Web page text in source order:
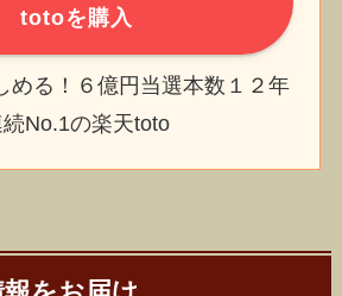
totoを購入
める！６億円当選本数１２年
No.1の楽天toto